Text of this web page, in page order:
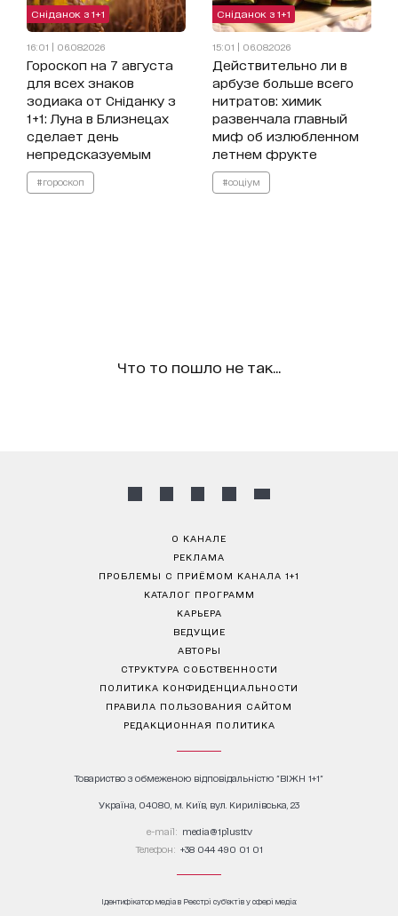
Сніданок з 1+1
16:01 | 06.08.2026
Гороскоп на 7 августа
для всех знаков
зодиака от Сніданку з
1+1: Луна в Близнецах
сделает день
непредсказуемым
#гороскоп
Сніданок з 1+1
15:01 | 06.08.2026
Действительно ли в
арбузе больше всего
нитратов: химик
развенчала главный
миф об излюбленном
летнем фрукте
#соціум
Что то пошло не так...
О КАНАЛЕ
РЕКЛАМА
ПРОБЛЕМЫ С ПРИЁМОМ КАНАЛА 1+1
КАТАЛОГ ПРОГРАММ
КАРЬЕРА
ВЕДУЩИЕ
АВТОРЫ
СТРУКТУРА СОБСТВЕННОСТИ
ПОЛИТИКА КОНФИДЕНЦИАЛЬНОСТИ
ПРАВИЛА ПОЛЬЗОВАНИЯ САЙТОМ
РЕДАКЦИОННАЯ ПОЛИТИКА
Товариство з обмеженою відповідальністю "ВІЖН 1+1"
Україна, 04080, м. Київ, вул. Кирилівська, 23
е-mail: media@1plus1.tv
Телефон: +38 044 490 01 01
Ідентифікатор медіа в Реєстрі суб’єктів у сфері медіа: